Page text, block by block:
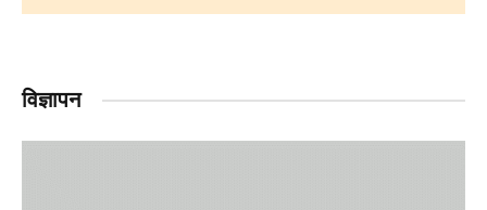
विज्ञापन